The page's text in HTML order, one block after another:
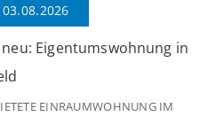
neu: Eigentumswohnung in
EINRAUMWOHNUNG IM